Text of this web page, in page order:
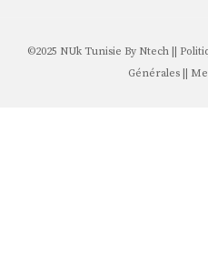
©2025 NUk Tunisie By Ntech
Générales||